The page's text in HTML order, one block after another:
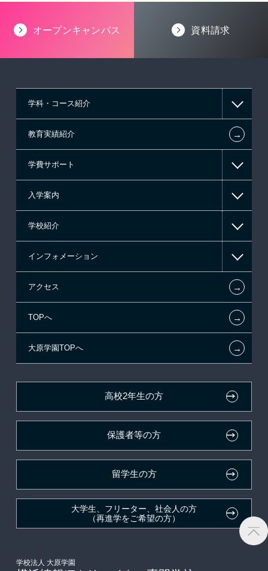
オープンキャンパス 資料請求
学科・コース紹介
情報IT系
ゲーム系
東京経営大学 学士取得コース
教育実績紹介 ←
学費サポート
高等教育の修学支援新制度
日本学生支援機構の奨学金
国の教育ローン
提携教育ローン
新聞奨学生
試験による特待生制度
入学案内
一般入学
AO入学
指定校推薦入学
指定校自己推薦入学
特別推薦入学
生徒会活動推薦入学
在校生・卒業生紹介推薦入学
大学生・短期大学生特別入学
学費
東京経営大学への3年次編入学
学校紹介
在校生からあなたへ
施設・研修所
学生マンションのご案内
大原の資格サポート制度
インフォメーション
お知らせ・新着情報
在校生へのお知らせ
各種証明書の発行ご希望の方
採用ご担当の方
アクセス ←
TOPへ ←
大原学園TOPへ ←
高校2年生の方
保護者等の方
留学生の方
大学生、フリーター、社会人の方
（再進学をご希望の方）
学校法人 大原学園